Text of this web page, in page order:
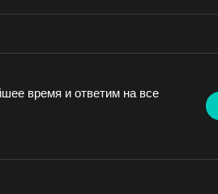
время и ответим на все